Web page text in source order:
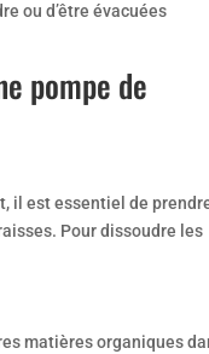
ou d’être évacuées
pompe de
il est essentiel de
Pour dissoudre les
matières organiques